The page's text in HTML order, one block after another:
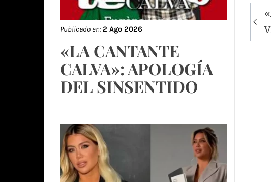
de
Publicado en:2 Ago 2026
«LA CANTANTE
CALVA»: APOLOGÍA
DEL SINSENTIDO